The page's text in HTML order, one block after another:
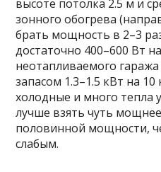
высоте потолка 2.5 м и
зонного обогрева
брать мощность в 2–3
достаточно 400–600 Вт
неотапливаемого
запасом 1.3–1.5 кВт на
холодные и много тепла
лучше взять чуть
половинной мощности,
слабым.